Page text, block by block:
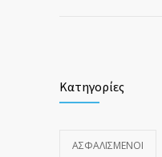
Κατηγορίες
ΑΣΦΑΛΙΣΜΕΝΟΙ